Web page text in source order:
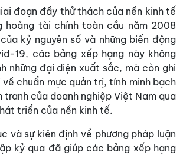
đoạn đầy thử thách của nền kinh tế
hoảng tài chính toàn cầu năm 2008
kỷ nguyên số và những biến động
19, các bảng xếp hạng này không
những đại diện xuất sắc, mà còn ghi
về chuẩn mực quản trị, tính minh bạch
tranh của doanh nghiệp Việt Nam qua
triển của nền kinh tế.
và sự kiên định về phương pháp luận
kỷ qua đã giúp các bảng xếp hạng